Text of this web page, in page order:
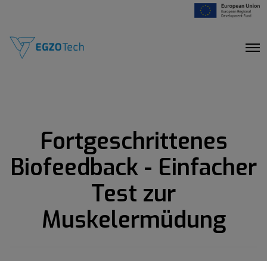
O
Fortgeschrittenes
Biofeedback - Einfacher
Test zur
Muskelermüdung